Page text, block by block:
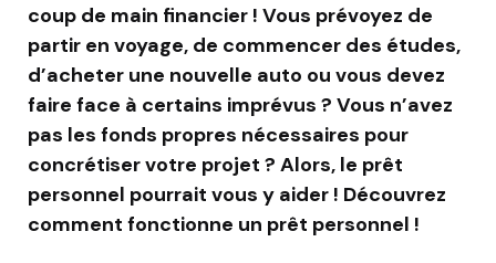
coup de main financier ! Vous prévoyez de
partir en voyage, de commencer des études,
d’acheter une nouvelle auto ou vous devez
faire face à certains imprévus ? Vous n’avez
pas les fonds propres nécessaires pour
concrétiser votre projet ? Alors, le prêt
personnel pourrait vous y aider ! Découvrez
comment fonctionne un prêt personnel !